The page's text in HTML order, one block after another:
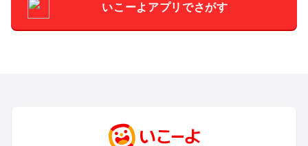
いこーよアプリでさがす